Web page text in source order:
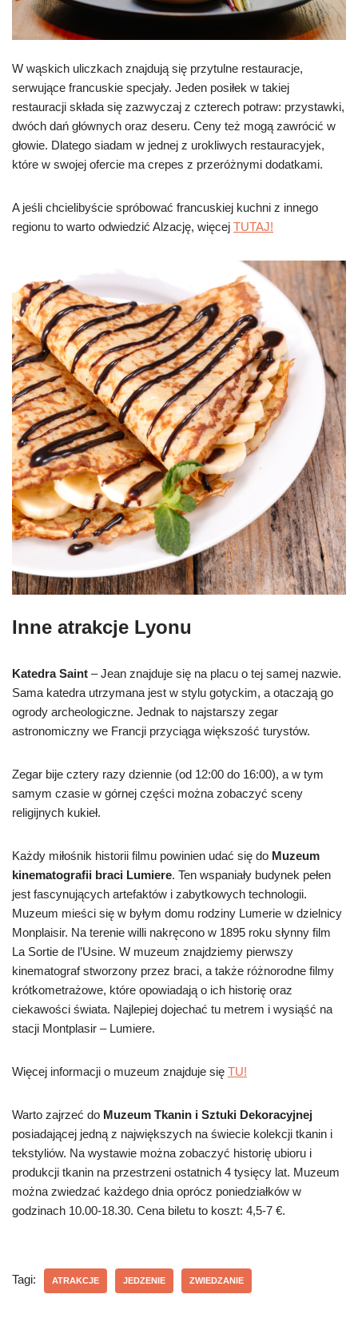
W wąskich uliczkach znajdują się przytulne restauracje,
serwujące francuskie specjały. Jeden posiłek w takiej
restauracji składa się zazwyczaj z czterech potraw: przystawki,
dwóch dań głównych oraz deseru. Ceny też mogą zawrócić w
głowie. Dlatego siadam w jednej z urokliwych restauracyjek,
które w swojej ofercie ma crepes z przeróżnymi dodatkami.
A jeśli chcielibyście spróbować francuskiej kuchni z innego
regionu to warto odwiedzić Alzację, więcej TUTAJ!
Inne atrakcje Lyonu
Katedra Saint – Jean znajduje się na placu o tej samej nazwie.
Sama katedra utrzymana jest w stylu gotyckim, a otaczają go
ogrody archeologiczne. Jednak to najstarszy zegar
astronomiczny we Francji przyciąga większość turystów.
Zegar bije cztery razy dziennie (od 12:00 do 16:00), a w tym
samym czasie w górnej części można zobaczyć sceny
religijnych kukieł.
Każdy miłośnik historii filmu powinien udać się do Muzeum
kinematografii braci Lumiere. Ten wspaniały budynek pełen
jest fascynujących artefaktów i zabytkowych technologii.
Muzeum mieści się w byłym domu rodziny Lumerie w dzielnicy
Monplaisir. Na terenie willi nakręcono w 1895 roku słynny film
La Sortie de l’Usine. W muzeum znajdziemy pierwszy
kinematograf stworzony przez braci, a także różnorodne filmy
krótkometrażowe, które opowiadają o ich historię oraz
ciekawości świata. Najlepiej dojechać tu metrem i wysiąść na
stacji Montplasir – Lumiere.
Więcej informacji o muzeum znajduje się TU!
Warto zajrzeć do Muzeum Tkanin i Sztuki Dekoracyjnej
posiadającej jedną z największych na świecie kolekcji tkanin i
tekstyliów. Na wystawie można zobaczyć historię ubioru i
produkcji tkanin na przestrzeni ostatnich 4 tysięcy lat. Muzeum
można zwiedzać każdego dnia oprócz poniedziałków w
godzinach 10.00-18.30. Cena biletu to koszt: 4,5-7 €.
Tagi: ATRAKCJE JEDZENIE ZWIEDZANIE